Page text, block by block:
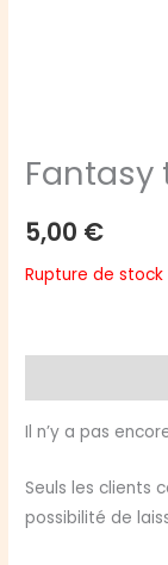
Fantasy
5,00 €
Rupture de stock
Il n’y a pas
Seuls les clients
possibilité de